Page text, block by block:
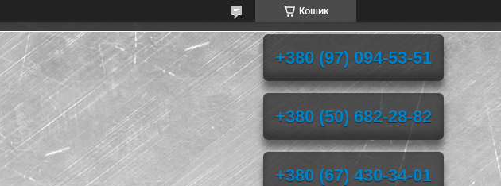
Кошик
+380 (97) 094-53-51
+380 (50) 682-28-82
+380 (67) 430-34-01